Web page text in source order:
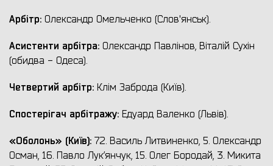
Арбітр: Олександр Омельченко (Слов'янськ).
Асистенти арбітра: Олександр Павлінов, Віталій Сухін
(обидва - Одеса).
Четвертий арбітр: Клім Заброда (Київ).
Спостерігач арбітражу: Едуард Валенко (Львів).
«Оболонь» (Київ): 72. Василь Литвиненко, 5. Олександр
Осман, 16. Павло Лук’янчук, 15. Олег Бородай, 3. Микита